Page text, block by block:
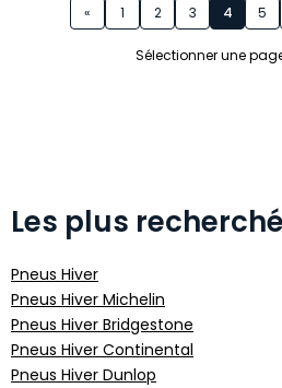
« 1 2 3 4 5
Sélectionner une
Les plus
Pneus Hiver
Pneus Hiver Michelin
Pneus Hiver Bridgestone
Pneus Hiver Continental
Pneus Hiver Dunlop